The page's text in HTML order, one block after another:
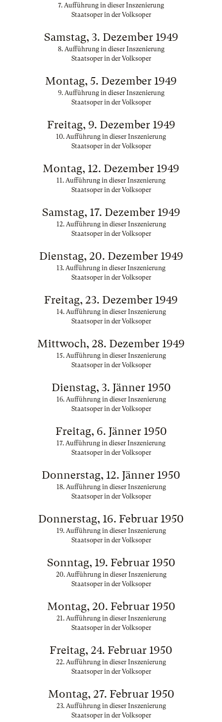
7. Aufführung in dieser Inszenierung
Staatsoper in der Volksoper
Samstag, 3. Dezember 1949
8. Aufführung in dieser Inszenierung
Staatsoper in der Volksoper
Montag, 5. Dezember 1949
9. Aufführung in dieser Inszenierung
Staatsoper in der Volksoper
Freitag, 9. Dezember 1949
10. Aufführung in dieser Inszenierung
Staatsoper in der Volksoper
Montag, 12. Dezember 1949
11. Aufführung in dieser Inszenierung
Staatsoper in der Volksoper
Samstag, 17. Dezember 1949
12. Aufführung in dieser Inszenierung
Staatsoper in der Volksoper
Dienstag, 20. Dezember 1949
13. Aufführung in dieser Inszenierung
Staatsoper in der Volksoper
Freitag, 23. Dezember 1949
14. Aufführung in dieser Inszenierung
Staatsoper in der Volksoper
Mittwoch, 28. Dezember 1949
15. Aufführung in dieser Inszenierung
Staatsoper in der Volksoper
Dienstag, 3. Jänner 1950
16. Aufführung in dieser Inszenierung
Staatsoper in der Volksoper
Freitag, 6. Jänner 1950
17. Aufführung in dieser Inszenierung
Staatsoper in der Volksoper
Donnerstag, 12. Jänner 1950
18. Aufführung in dieser Inszenierung
Staatsoper in der Volksoper
Donnerstag, 16. Februar 1950
19. Aufführung in dieser Inszenierung
Staatsoper in der Volksoper
Sonntag, 19. Februar 1950
20. Aufführung in dieser Inszenierung
Staatsoper in der Volksoper
Montag, 20. Februar 1950
21. Aufführung in dieser Inszenierung
Staatsoper in der Volksoper
Freitag, 24. Februar 1950
22. Aufführung in dieser Inszenierung
Staatsoper in der Volksoper
Montag, 27. Februar 1950
23. Aufführung in dieser Inszenierung
Staatsoper in der Volksoper